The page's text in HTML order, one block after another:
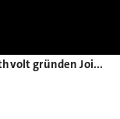
Volkswagen und Northvolt gründen Joint Venture